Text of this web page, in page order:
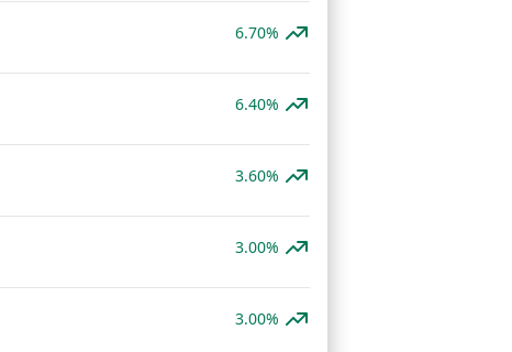
6.70%
6.40%
3.60%
3.00%
3.00%